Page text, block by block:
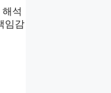
석
임감